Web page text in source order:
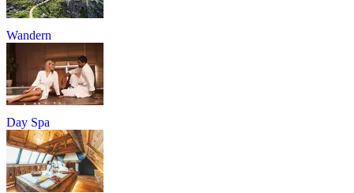
Wandern
Day Spa